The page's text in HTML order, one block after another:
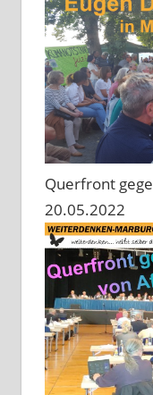
Querfront
20.05.2022